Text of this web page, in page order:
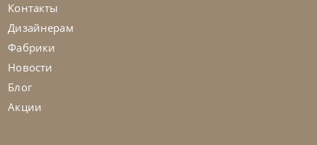
Контакты
Дизайнерам
Фабрики
Новости
Блог
Акции